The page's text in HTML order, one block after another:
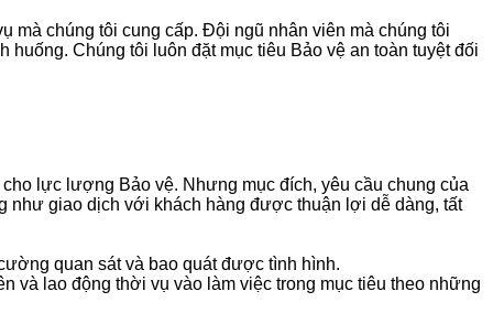
mà chúng tôi cung cấp. Đội ngũ nhân viên mà chúng tôi
Chúng tôi luôn đặt mục tiêu Bảo vệ an toàn tuyệt đối
lực lượng Bảo vệ. Nhưng mục đích, yêu cầu chung của
như giao dịch với khách hàng được thuận lợi dễ dàng, tất
quan sát và bao quát được tình hình.
và lao động thời vụ vào làm việc trong mục tiêu theo những